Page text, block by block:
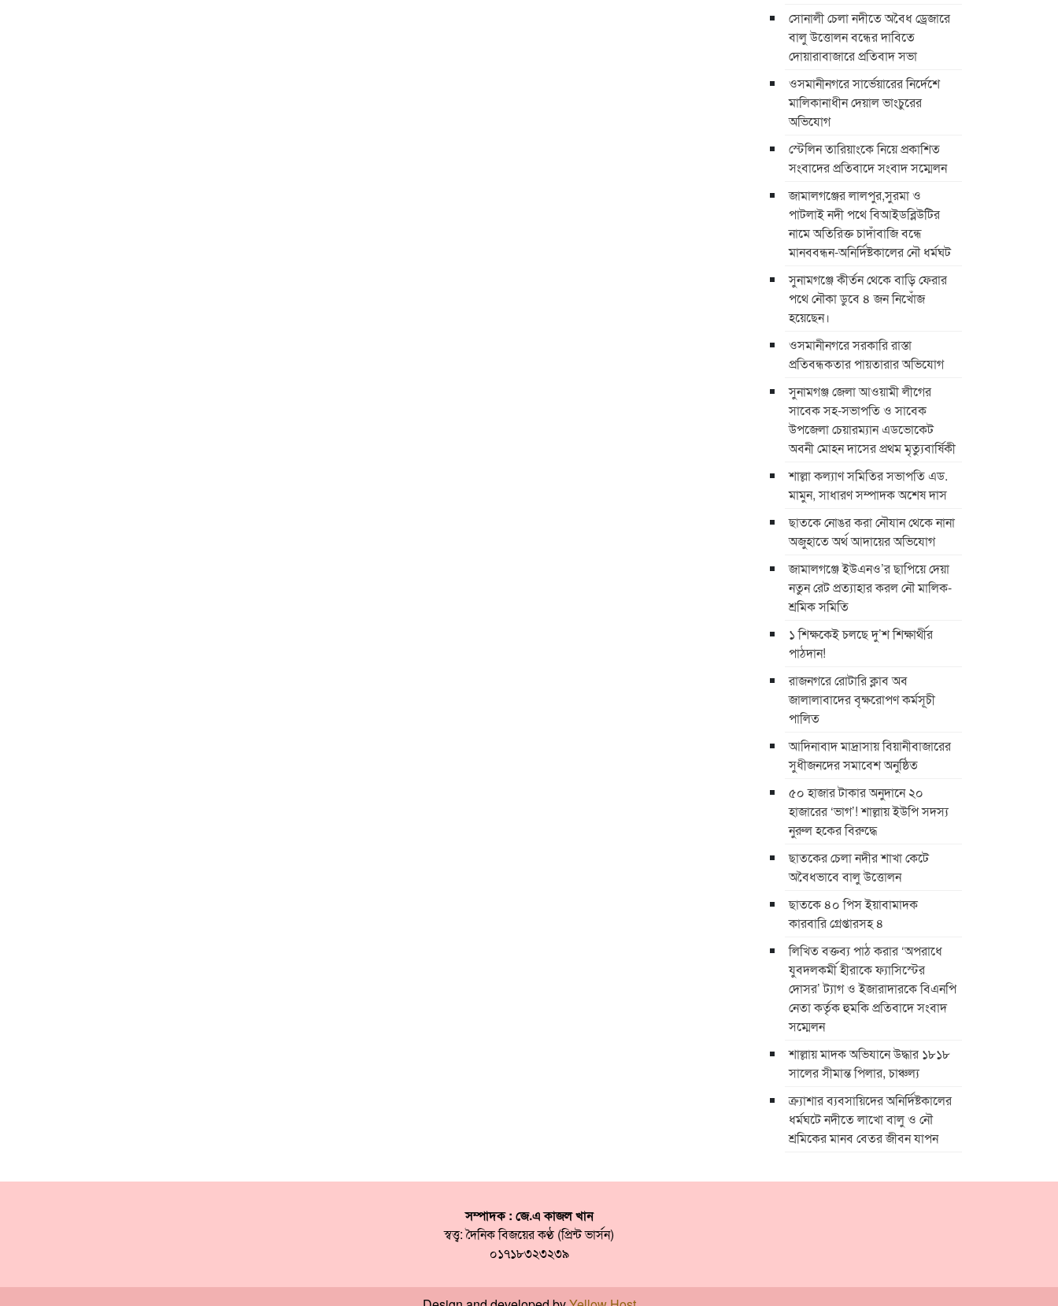
সোনালী চেলা নদীতে অবৈধ ড্রেজারে
বালু উত্তোলন বন্ধের দাবিতে
দোয়ারাবাজারে প্রতিবাদ সভা
ওসমানীনগরে সার্ভেয়ারের নির্দেশে
মালিকানাধীন দেয়াল ভাংচুরের
অভিযোগ
স্টেলিন তারিয়াংকে নিয়ে প্রকাশিত
সংবাদের প্রতিবাদে সংবাদ সম্মেলন
জামালগঞ্জের লালপুর,সুরমা ও
পাটলাই নদী পথে বিআইডব্লিউটির
নামে অতিরিক্ত চাদাঁবাজি বন্ধে
মানববন্ধন-অনির্দিষ্টকালের নৌ ধর্মঘট
সুনামগঞ্জে কীর্তন থেকে বাড়ি ফেরার
পথে নৌকা ডুবে ৪ জন নিখোঁজ
হয়েছেন।
ওসমানীনগরে সরকারি রাস্তা
প্রতিবন্ধকতার পায়তারার অভিযোগ
সুনামগঞ্জ জেলা আওয়ামী লীগের
সাবেক সহ-সভাপতি ও সাবেক
উপজেলা চেয়ারম্যান এডভোকেট
অবনী মোহন দাসের প্রথম মৃত্যুবার্ষিকী
শাল্লা কল্যাণ সমিতির সভাপতি এড.
মামুন, সাধারণ সম্পাদক অশেষ দাস
ছাতকে নোঙর করা নৌযান থেকে নানা
অজুহাতে অর্থ আদায়ের অভিযোগ
জামালগঞ্জে ইউএনও’র ছাপিয়ে দেয়া
নতুন রেট প্রত্যাহার করল নৌ মালিক-
শ্রমিক সমিতি
১ শিক্ষকেই চলছে দু’শ শিক্ষার্থীর
পাঠদান!
রাজনগরে রোটারি ক্লাব অব
জালালাবাদের বৃক্ষরোপণ কর্মসূচী
পালিত
আদিনাবাদ মাদ্রাসায় বিয়ানীবাজারের
সুধীজনদের সমাবেশ অনুষ্ঠিত
৫০ হাজার টাকার অনুদানে ২০
হাজারের ‘ভাগ’! শাল্লায় ইউপি সদস্য
নুরুল হকের বিরুদ্ধে
ছাতকের চেলা নদীর শাখা কেটে
অবৈধভাবে বালু উত্তোলন
ছাতকে ৪০ পিস ইয়াবামাদক
কারবারি গ্রেপ্তারসহ ৪
লিখিত বক্তব্য পাঠ করার ‘অপরাধে
যুবদলকর্মী হীরাকে ফ্যাসিস্টের
দোসর’ ট্যাগ ও ইজারাদারকে বিএনপি
নেতা কর্তৃক হুমকি প্রতিবাদে সংবাদ
সম্মেলন
শাল্লায় মাদক অভিযানে উদ্ধার ১৮১৮
সালের সীমান্ত পিলার, চাঞ্চল্য
ক্র্যাশার ব্যবসায়িদের অনির্দিষ্টকালের
ধর্মঘটে নদীতে লাখো বালু ও নৌ
শ্রমিকের মানব বেতর জীবন যাপন
সম্পাদক : জে.এ কাজল খান
স্বত্ত্ব: দৈনিক বিজয়ের কণ্ঠ (প্রিন্ট ভার্সন)
০১৭১৮৩২৩২৩৯